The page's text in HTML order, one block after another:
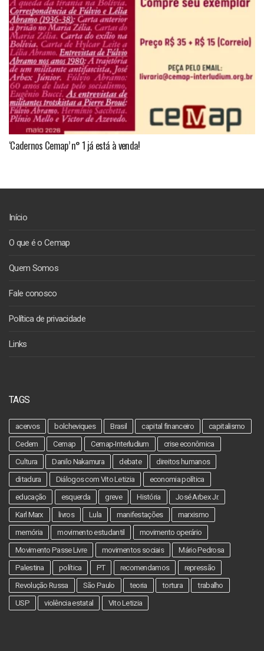
‘Cadernos Cemap’ n° 1 já está à venda!
Início
O que é o Cemap
Quem Somos
Fale conosco
Política de privacidade
Links
TAGS
acervos bolcheviques Brasil capital financeiro
capitalismo
Cedem
Cemap Cemap-Interludium
crise econômica
Cultura
Danilo Nakamura debate
direitos humanos
ditadura
Diálogos com Vito Letizia
economia política
educação
esquerda greve História
José Arbex Jr.
Karl Marx
livros Lula manifestações
marxismo
memória
movimento estudantil
movimento operário
Movimento Passe Livre
movimentos sociais
Mário Pedrosa
Palestina
política PT recomendamos
repressão
Revolução Russa
São Paulo teoria tortura
trabalho
USP
violência estatal Vito Letizia